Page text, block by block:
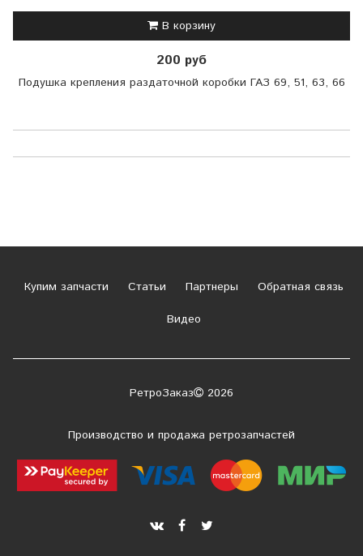
В корзину
200 руб
Подушка крепления раздаточной коробки ГАЗ 69, 51, 63, 66
Купим запчасти Статьи Партнеры
Обратная связь
Видео
РетроЗаказ 2026
Производство и продажа ретрозапчастей